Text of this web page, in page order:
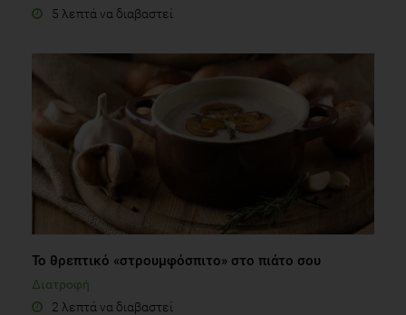
5 λεπτά να διαβαστεί
Το θρεπτικό «στρουμφόσπιτο» στο πιάτο σου
Διατροφή
2 λεπτά να διαβαστεί